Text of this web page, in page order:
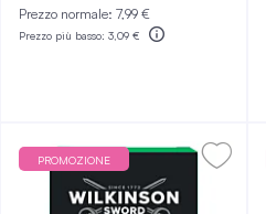
Prezzo normale: 7,99 €
Prezzo più basso: 3,09 €
PROMOZIONE